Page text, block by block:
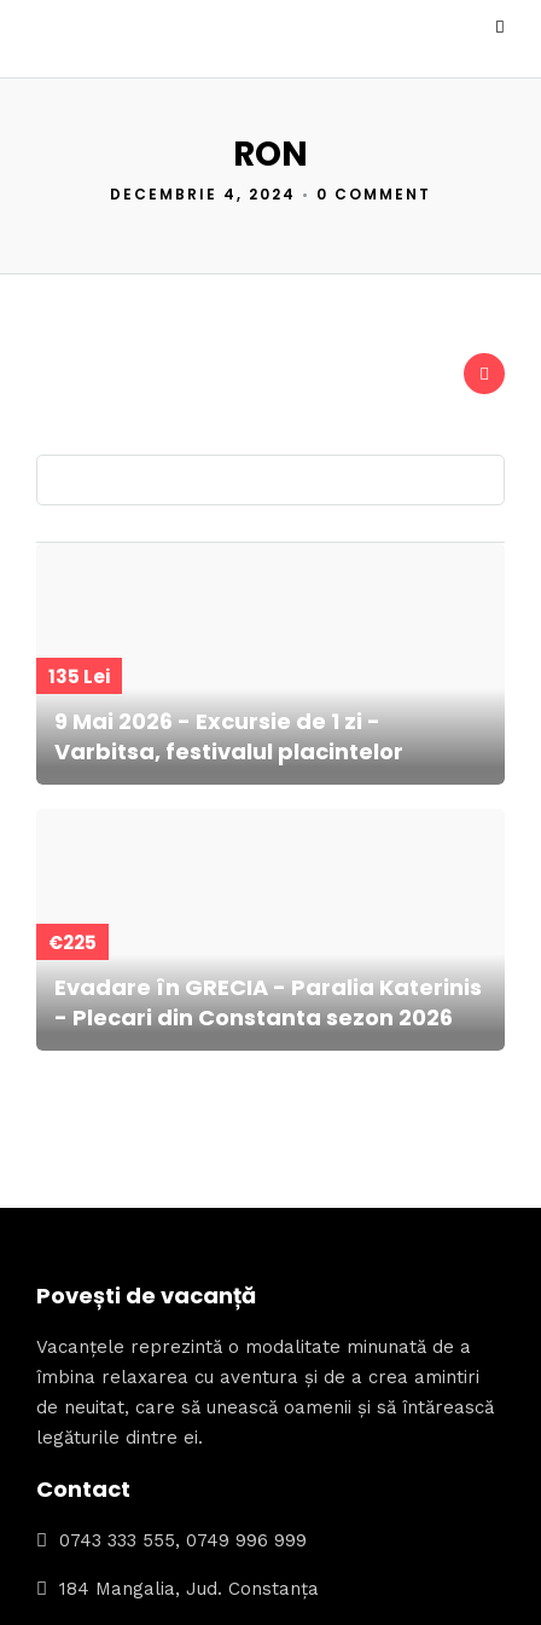
RON
DECEMBRIE 4, 2024 • 0 COMMENT
135 Lei
9 Mai 2026 - Excursie de 1 zi -
Varbitsa, festivalul placintelor
€225
Evadare în GRECIA - Paralia Katerinis
- Plecari din Constanta sezon 2026
Povești de vacanță
Vacanțele reprezintă o modalitate minunată de a
îmbina relaxarea cu aventura și de a crea amintiri
de neuitat, care să unească oamenii și să întărească
legăturile dintre ei.
Contact
0743 333 555, 0749 996 999
184 Mangalia, Jud. Constanța